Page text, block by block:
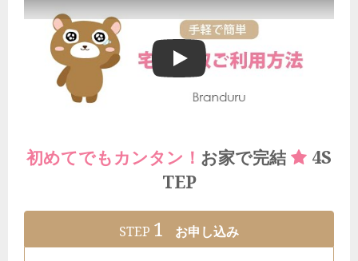
ブランドゥールの宅配買取ご利用方法
初めてでもカンタン！ お家で完結
4S
TEP
STEP 1 お申し込み